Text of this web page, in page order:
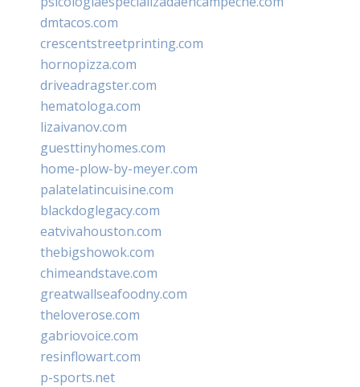
dmtacos.com
crescentstreetprinting.com
hornopizza.com
driveadragster.com
hematologa.com
lizaivanov.com
guesttinyhomes.com
home-plow-by-meyer.com
palatelatincuisine.com
blackdoglegacy.com
eatvivahouston.com
thebigshowok.com
chimeandstave.com
greatwallseafoodny.com
theloverose.com
gabriovoice.com
resinflowart.com
p-sports.net